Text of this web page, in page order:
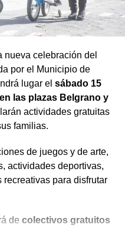
nueva celebración del
por el Municipio de
lugar el sábado 15
las plazas Belgrano y
actividades gratuitas
familias.
de juegos y de arte,
actividades deportivas,
recreativas para disfrutar
de colectivos gratuitos